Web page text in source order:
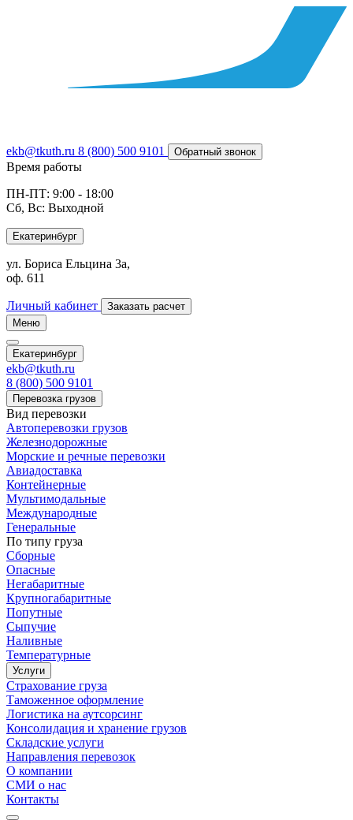
ekb@tkuth.ru 8 (800) 500 9101 Обратный звонок
Время работы
ПН-ПТ: 9:00 - 18:00
Сб, Вс: Выходной
Екатеринбург
ул. Бориса Ельцина 3а,
оф. 611
Личный кабинет
Заказать расчет
Меню
Екатеринбург
ekb@tkuth.ru
8 (800) 500 9101
Перевозка грузов
Вид перевозки
Автоперевозки грузов
Железнодорожные
Морские и речные перевозки
Авиадоставка
Контейнерные
Мультимодальные
Международные
Генеральные
По типу груза
Сборные
Опасные
Негабаритные
Крупногабаритные
Попутные
Сыпучие
Наливные
Температурные
Услуги
Страхование груза
Таможенное оформление
Логистика на аутсорсинг
Консолидация и хранение грузов
Складские услуги
Направления перевозок
О компании
СМИ о нас
Контакты